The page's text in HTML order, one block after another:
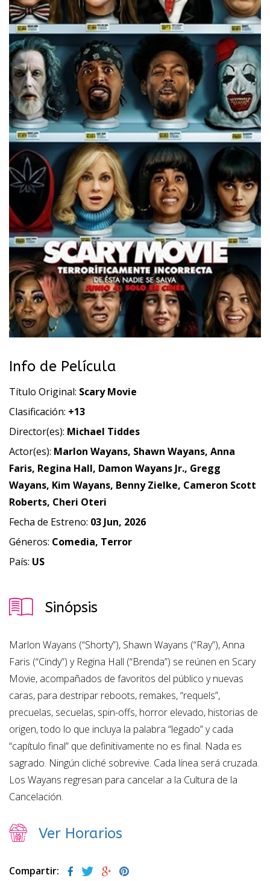
Info de Película
Título Original: Scary Movie
Clasificación: +13
Director(es): Michael Tiddes
Actor(es): Marlon Wayans, Shawn Wayans, Anna
Faris, Regina Hall, Damon Wayans Jr., Gregg
Wayans, Kim Wayans, Benny Zielke, Cameron Scott
Roberts, Cheri Oteri
Fecha de Estreno: 03 Jun, 2026
Géneros: Comedia, Terror
País: US
Sinópsis
Marlon Wayans (“Shorty”), Shawn Wayans (“Ray”), Anna
Faris (“Cindy”) y Regina Hall (“Brenda”) se reúnen en Scary
Movie, acompañados de favoritos del público y nuevas
caras, para destripar reboots, remakes, “requels”,
precuelas, secuelas, spin-offs, horror elevado, historias de
origen, todo lo que incluya la palabra “legado” y cada
“capítulo final” que definitivamente no es final. Nada es
sagrado. Ningún cliché sobrevive. Cada línea será cruzada.
Los Wayans regresan para cancelar a la Cultura de la
Cancelación.
Ver Horarios
Compartir: